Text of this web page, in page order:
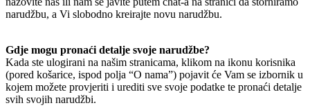
narudžbu, a Vi slobodno kreirajte novu narudžbu.
Gdje mogu pronaći detalje svoje narudžbe?
Kada ste ulogirani na našim stranicama, klikom na ikonu korisnika
(pored košarice, ispod polja “O nama”) pojavit će Vam se izbornik u
kojem možete provjeriti i urediti sve svoje podatke te pronaći detalje
svih svojih narudžbi.